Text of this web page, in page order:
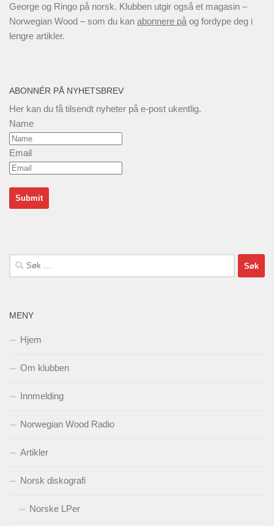
George og Ringo på norsk. Klubben utgir også et magasin –
Norwegian Wood – som du kan abonnere på og fordype deg i
lengre artikler.
ABONNÉR PÅ NYHETSBREV
Her kan du få tilsendt nyheter på e-post ukentlig.
Name
Email
Søk
etter:
MENY
Hjem
Om klubben
Innmelding
Norwegian Wood Radio
Artikler
Norsk diskografi
Norske LPer